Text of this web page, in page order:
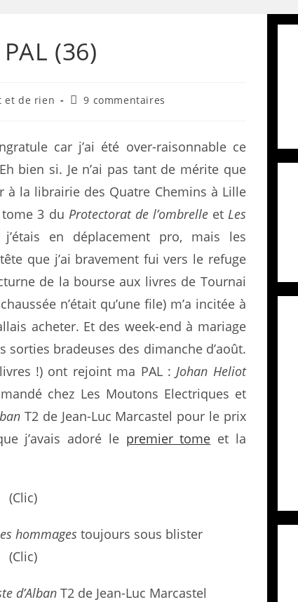
(36)
et de rien 9 commentaires
car j’ai été over-raisonnable ce
bien si. Je n’ai pas tant de mérite que
à la librairie des Quatre Chemins à Lille
3 du Protectorat de l’ombrelleet Les
en déplacement pro, mais les
que j’ai bravement fui vers le refuge
de la bourse aux livres de Tournai
n’était qu’une file) m’a incitée à
acheter. Et des week-end à mariage
bradeuses des dimanche d’août.
!) ont rejoint ma PAL :Johan Heliot
chez Les Moutons Electriques et
T2 de Jean-Luc Marcastel pour le prix
j’avais adoré le premier tome et la
(Clic)
hommages toujours sous blister
(Clic)
d’AlbanT2 de Jean-Luc Marcastel